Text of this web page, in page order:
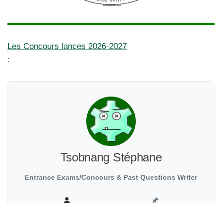
Les Concours lances 2026-2027
:
Tsobnang Stéphane
Entrance Exams/Concours & Past Questions Writer